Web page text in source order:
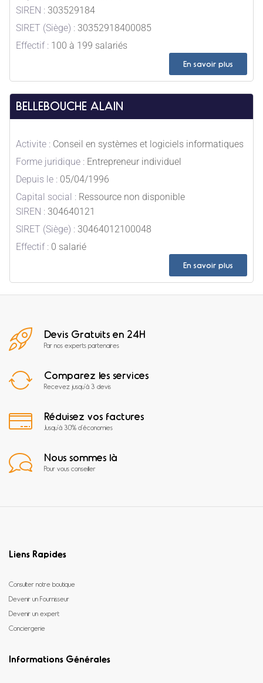
SIREN : 303529184
SIRET (Siège) : 30352918400085
Effectif : 100 à 199 salariés
En savoir plus
BELLEBOUCHE ALAIN
Activite : Conseil en systèmes et logiciels informatiques
Forme juridique : Entrepreneur individuel
Depuis le : 05/04/1996
Capital social : Ressource non disponible
SIREN : 304640121
SIRET (Siège) : 30464012100048
Effectif : 0 salarié
En savoir plus
Devis Gratuits en 24H
Par nos experts partenaires
Comparez les services
Recevez jusqu'à 3 devis
Réduisez vos factures
Jusqu'à 30% d'économies
Nous sommes là
Pour vous conseiller
Liens Rapides
Consulter notre boutique
Devenir un Fournisseur
Devenir un expert
Conciergerie
Informations Générales